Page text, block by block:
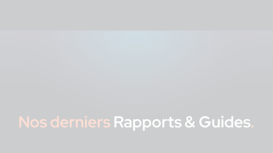
Nos derniers Rapports & Guides.